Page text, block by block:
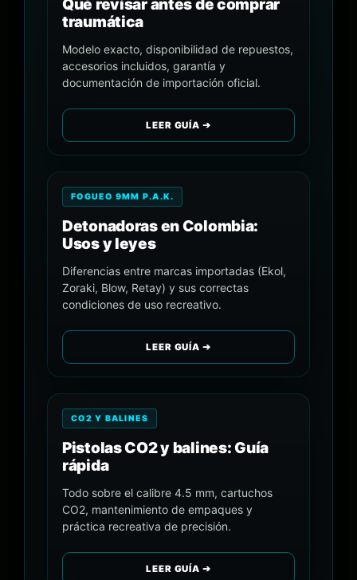
Qué revisar antes de comprar
traumática
Modelo exacto, disponibilidad de repuestos,
accesorios incluidos, garantía y
documentación de importación oficial.
LEER GUÍA ➔
FOGUEO 9MM P.A.K.
Detonadoras en Colombia:
Usos y leyes
Diferencias entre marcas importadas (Ekol,
Zoraki, Blow, Retay) y sus correctas
condiciones de uso recreativo.
LEER GUÍA ➔
CO2 Y BALINES
Pistolas CO2 y balines: Guía
rápida
Todo sobre el calibre 4.5 mm, cartuchos
CO2, mantenimiento de empaques y
práctica recreativa de precisión.
LEER GUÍA ➔